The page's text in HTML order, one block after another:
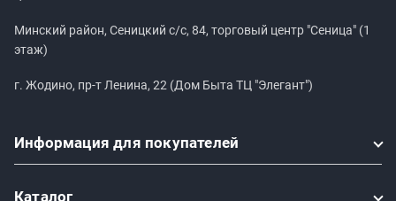
Минский район, Сеницкий с/с, 84, торговый центр "Сеница" (1
этаж)
г. Жодино, пр-т Ленина, 22 (Дом Быта ТЦ "Элегант")
Информация для покупателей
Каталог